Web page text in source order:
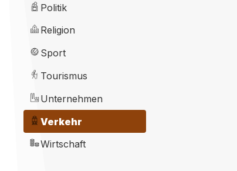
Politik
Religion
Sport
Tourismus
Unternehmen
Verkehr
Wirtschaft